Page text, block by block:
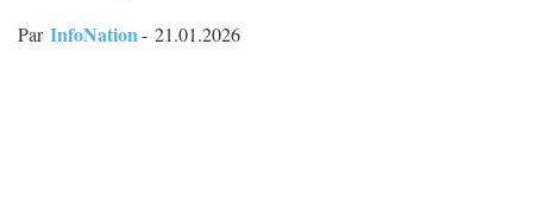
Par InfoNation- 21.01.2026